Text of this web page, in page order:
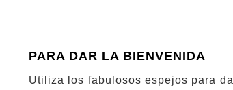
PARA DAR LA BIENVENIDA
Utiliza los fabulosos espejos para